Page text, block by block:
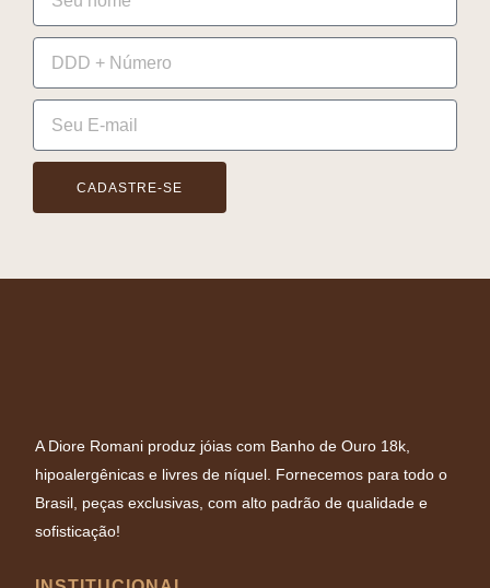
CADASTRE-SE
A Diore Romani produz jóias com Banho de Ouro 18k,
hipoalergênicas e livres de níquel. Fornecemos para todo o
Brasil, peças exclusivas, com alto padrão de qualidade e
sofisticação!